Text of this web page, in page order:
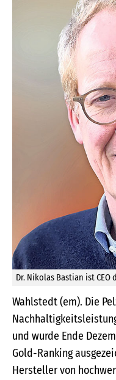
Dr. Nikolas Bastian ist
Wahlstedt (em). Die
und wurde Ende
Gold-Ranking
Hersteller von